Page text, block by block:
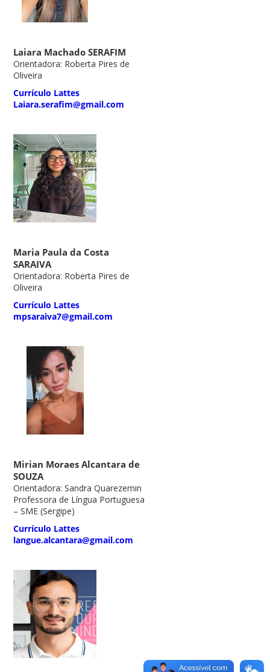
Laiara Machado SERAFIM
Orientadora: Roberta Pires de
Oliveira
Currículo Lattes
Laiara.serafim@gmail.com
Maria Paula da Costa
SARAIVA
Orientadora: Roberta Pires de
Oliveira
Currículo Lattes
mpsaraiva7@gmail.com
Mirian Moraes Alcantara de
SOUZA
Orientadora: Sandra Quarezemin
Professora de Língua Portuguesa
– SME (Sergipe)
Currículo Lattes
langue.alcantara@gmail.com